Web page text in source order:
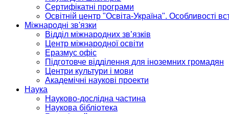
Сертифікатні програми
Освітній центр "Освіта-Україна". Особливості
Міжнародні зв'язки
Відділ міжнародних зв’язків
Центр міжнародної освіти
Еразмус офіс
Підготовче відділення для іноземних громадян
Центри культури і мови
Академічні наукові проекти
Наука
Науково-дослідна частина
Наукова бібліотека